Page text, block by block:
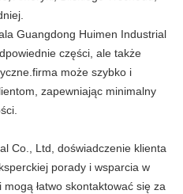
Guangdong Huimen Industrial
części, ale także
może szybko i
zapewniając minimalny
Co., Ltd, doświadczenie klienta
porady i wsparcia w
łatwo skontaktować się za